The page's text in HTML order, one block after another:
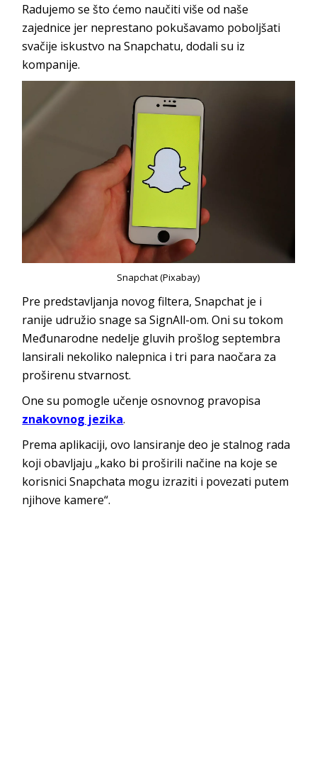
Radujemo se što ćemo naučiti više od naše
zajednice jer neprestano pokušavamo poboljšati
svačije iskustvo na Snapchatu, dodali su iz
kompanije.
Snapchat (Pixabay)
Pre predstavljanja novog filtera, Snapchat je i
ranije udružio snage sa SignAll-om. Oni su tokom
Međunarodne nedelje gluvih prošlog septembra
lansirali nekoliko nalepnica i tri para naočara za
proširenu stvarnost.
One su pomogle učenje osnovnog pravopisa
znakovnog jezika.
Prema aplikaciji, ovo lansiranje deo je stalnog rada
koji obavljaju „kako bi proširili načine na koje se
korisnici Snapchata mogu izraziti i povezati putem
njihove kamere“.